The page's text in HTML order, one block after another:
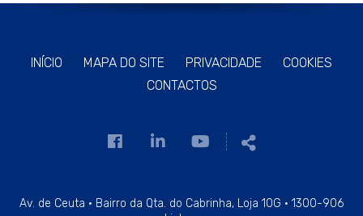
INÍCIO MAPA DO SITE PRIVACIDADE
COOKIES
CONTACTOS
Link
página
Link
página
Link
página
Av. de Ceuta · Bairro da Qta. do Cabrinha, Loja 10G · 1300-906